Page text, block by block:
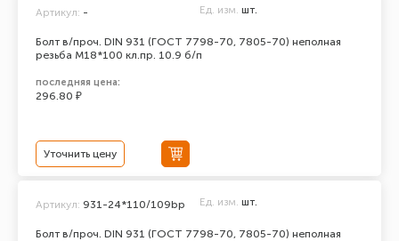
Болт в/проч. DIN 931 (ГОСТ 7798-70, 7805-70) неполная
резьба М18*100 кл.пр. 10.9 б/п
Артикул: - Ед. изм. шт.
последняя цена:
296.80 ₽
Уточнить цену
Болт в/проч. DIN 931 (ГОСТ 7798-70, 7805-70) неполная
Артикул: 931-24*110/109bp Ед. изм. шт.